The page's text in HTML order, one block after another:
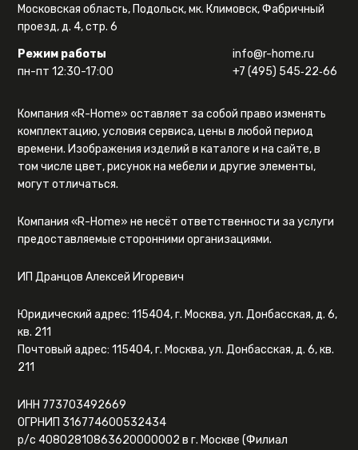
Московская область, Подольск, мк. Климовск, Фабричный
проезд, д. 4, стр. 6
Режим работы
пн-пт 12:30-17:00
info@r-home.ru
+7 (495) 545‑22‑66
Компания «R-Home» оставляет за собой право изменять
комплектацию, условия сервиса, цены в любой период
времени. Изображения изделий в каталоге и на сайте, в
том числе цвет, рисунок на мебели и другие элементы,
могут отличаться.
Компания «R-Home» не несёт ответственности за услуги
предоставляемые сторонними организациями.
ИП Дранцов Алексей Игоревич
Юридический адрес: 115404, г. Москва, ул. Донбасская, д. 6,
кв. 211
Почтовый адрес: 115404, г. Москва, ул. Донбасская, д. 6, кв.
211
ИНН 773703492669
ОГРНИП 316774600532434
р/с 40802810863620000002 в г. Москве (Филиал